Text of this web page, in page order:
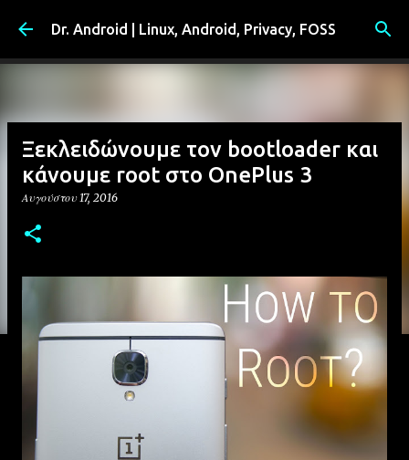
Μετάβαση στο κύριο περιεχόμενο
Dr. Android | Linux, Android, Privacy, FOSS
Ξεκλειδώνουμε τον bootloader και
κάνουμε root στο OnePlus 3
Αυγούστου 17, 2016